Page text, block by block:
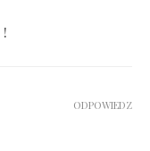
ODPOWIEDZ